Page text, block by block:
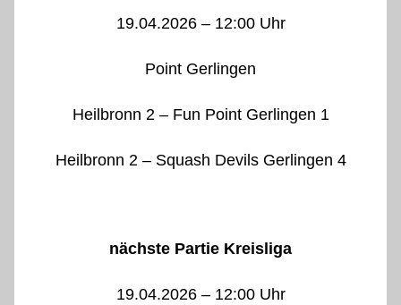
19.04.2026 – 12:00 Uhr
Point Gerlingen
Heilbronn 2 – Fun Point Gerlingen 1
Heilbronn 2 – Squash Devils Gerlingen 4
nächste Partie Kreisliga
19.04.2026 – 12:00 Uhr